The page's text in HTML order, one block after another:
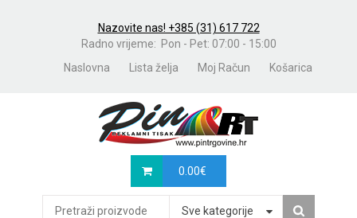
Nazovite nas! +385 (31) 617 722
Radno vrijeme: Pon - Pet: 07:00 - 15:00
Naslovna
Lista želja Moj Račun Košarica
0.00€
Sve kategorije